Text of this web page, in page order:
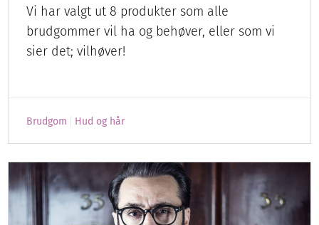
Vi har valgt ut 8 produkter som alle
brudgommer vil ha og behøver, eller som vi
sier det; vilhøver!
Brudgom Hud og hår